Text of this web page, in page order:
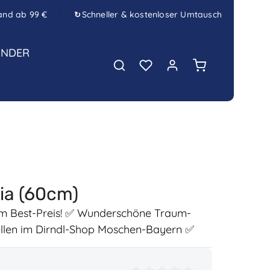
ab 99 € ↻Schneller & kostenloser Umtausch
Warenkorb
(60cm)
Best-Preis! ✅ Wunderschöne Traum-
im Dirndl-Shop Moschen-Bayern ✅